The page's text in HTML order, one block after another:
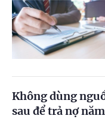
Không dùng
sau để trả nợ